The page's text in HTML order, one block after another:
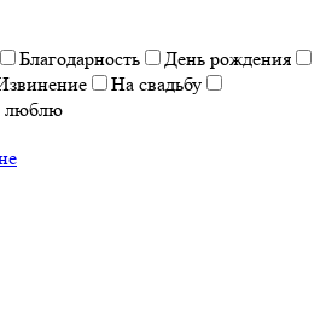
Благодарность
День рождения
На свадьбу
люблю